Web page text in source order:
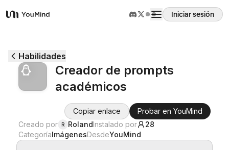
YouMind
Iniciar sesión
Casos de uso
Prompts
Habilidades
Creador de prompts
académicos
Copiar enlace
Probar en YouMind
Creado por R RolandInstalado por
28
CategoríaImágenesDesdeYouMind